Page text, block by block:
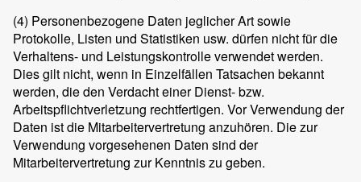
(4) Personenbezogene Daten jeglicher Art sowie
Protokolle, Listen und Statistiken usw. dürfen nicht für die
Verhaltens- und Leistungskontrolle verwendet werden.
Dies gilt nicht, wenn in Einzelfällen Tatsachen bekannt
werden, die den Verdacht einer Dienst- bzw.
Arbeitspflichtverletzung rechtfertigen. Vor Verwendung der
Daten ist die Mitarbeitervertretung anzuhören. Die zur
Verwendung vorgesehenen Daten sind der
Mitarbeitervertretung zur Kenntnis zu geben.